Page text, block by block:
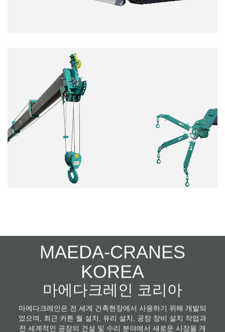
MAEDA-CRANES
KOREA
마에다크레인 코리아
마에다크레인은 전 세계 건축현장에서 사용하기 위해 개발되
었으며, 최근 커튼 월 설치, 유리 설치, 공장 장비 설치 작업과
전 세계적인 공장의 건설 및 수리 분야에서 새로운 시장을 개